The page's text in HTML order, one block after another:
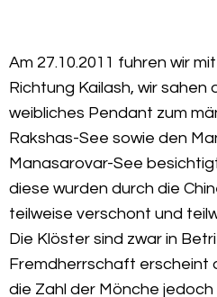
Am 27.10.2011 fuhren wir
Richtung Kailash, wir sahen
weibliches Pendant zum
Rakshas-See sowie den
Manasarovar-See
diese wurden durch die
teilweise verschont und
Die Klöster sind zwar in
Fremdherrschaft erscheint
die Zahl der Mönche